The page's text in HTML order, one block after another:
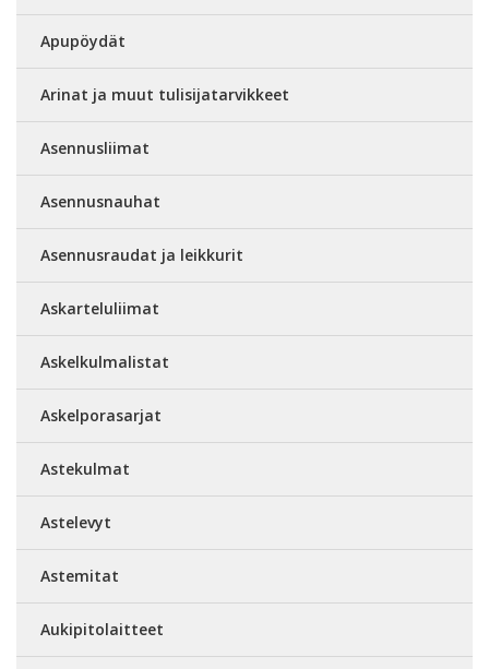
Apupöydät
Arinat ja muut tulisijatarvikkeet
Asennusliimat
Asennusnauhat
Asennusraudat ja leikkurit
Askarteluliimat
Askelkulmalistat
Askelporasarjat
Astekulmat
Astelevyt
Astemitat
Aukipitolaitteet